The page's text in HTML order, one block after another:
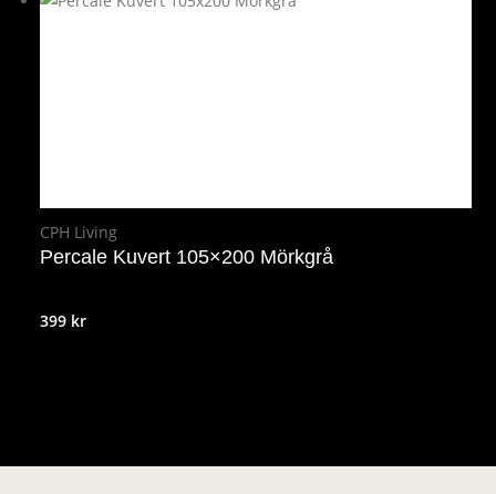
CPH Living
Percale Kuvert 105×200 Mörkgrå
399 kr